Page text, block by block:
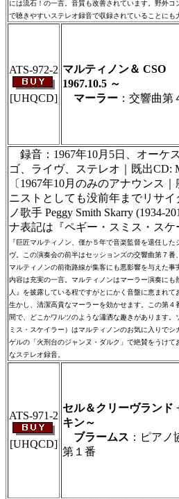
には流石！の一言。音質も改善されています。野外
で聴きやすいステレオ録音で収録されていることにも
ATS-972-2
[UHQCD]
マルティノン＆ CSO
1967.10.5 ～
マーラー ：交響曲第
録音：1967年10月5日、オーケ
ゴ、ライヴ、ステレオ｜既出CD:
〔1967年10月のみのアナウンス
ニストとしても没前年までリサ
ノ歌手 Peggy Smith Skarry (1934-
ナ表記は『ペギー・スミス・スケ
『巨匠マルティノン、僅か５年で音楽監督を退任し
ヴ。この演奏会の前半はセッションズの交響曲第７番
マルティノンの前衛路線が集客にも悪影響を与えた
内容は充実の一言。マルティノンはマーラー演奏に
人』を披露している程ですがとにかく音盤に恵まれ
生かし、清潔高貴なマーラーを効かせます。この第
間で、どこかワルツのような瀟洒な趣きがあります。
ミス・スケイラー）はマルティノンのお気に入りで
ゲルの「火刑台のジャンヌ・ダルク」で絶賛をうけ
なステレオ録音。
ATS-971-2
[UHQCD]
セル＆クリーヴランド
キン～
ブラームス ：ピアノ
第１番